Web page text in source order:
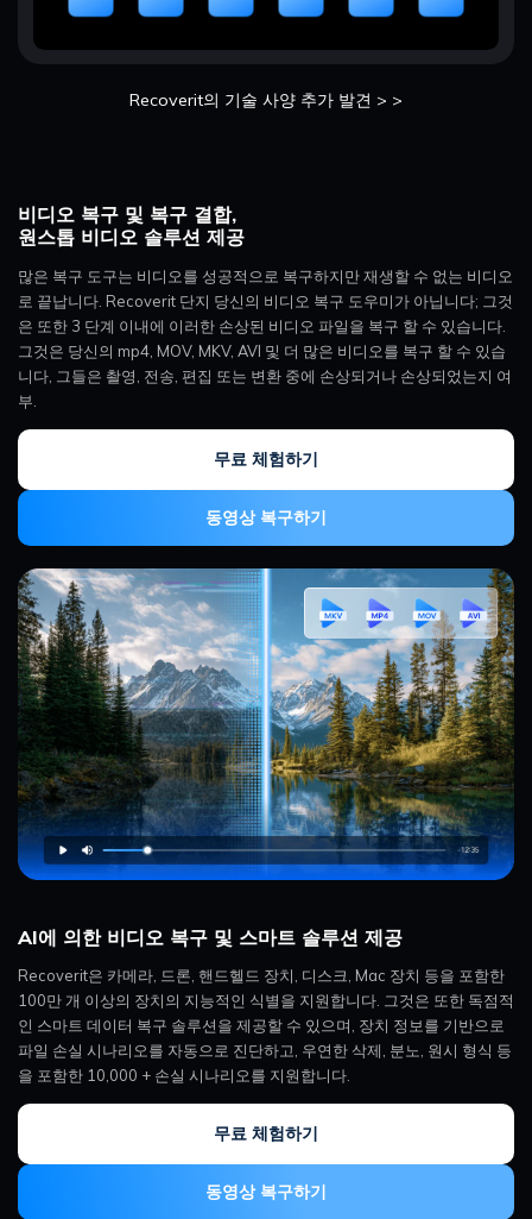
Recoverit의 기술 사양 추가 발견 > >
비디오 복구 및 복구 결합,
원스톱 비디오 솔루션 제공
많은 복구 도구는 비디오를 성공적으로 복구하지만 재생할 수 없는 비디오
로 끝납니다. Recoverit 단지 당신의 비디오 복구 도우미가 아닙니다; 그것
은 또한 3 단계 이내에 이러한 손상된 비디오 파일을 복구 할 수 있습니다.
그것은 당신의 mp4, MOV, MKV, AVI 및 더 많은 비디오를 복구 할 수 있습
니다, 그들은 촬영, 전송, 편집 또는 변환 중에 손상되거나 손상되었는지 여
부.
무료 체험하기
동영상 복구하기
AI에 의한 비디오 복구 및 스마트 솔루션 제공
Recoverit은 카메라, 드론, 핸드헬드 장치, 디스크, Mac 장치 등을 포함한
100만 개 이상의 장치의 지능적인 식별을 지원합니다. 그것은 또한 독점적
인 스마트 데이터 복구 솔루션을 제공할 수 있으며, 장치 정보를 기반으로
파일 손실 시나리오를 자동으로 진단하고, 우연한 삭제, 분노, 원시 형식 등
을 포함한 10,000 + 손실 시나리오를 지원합니다.
무료 체험하기
동영상 복구하기